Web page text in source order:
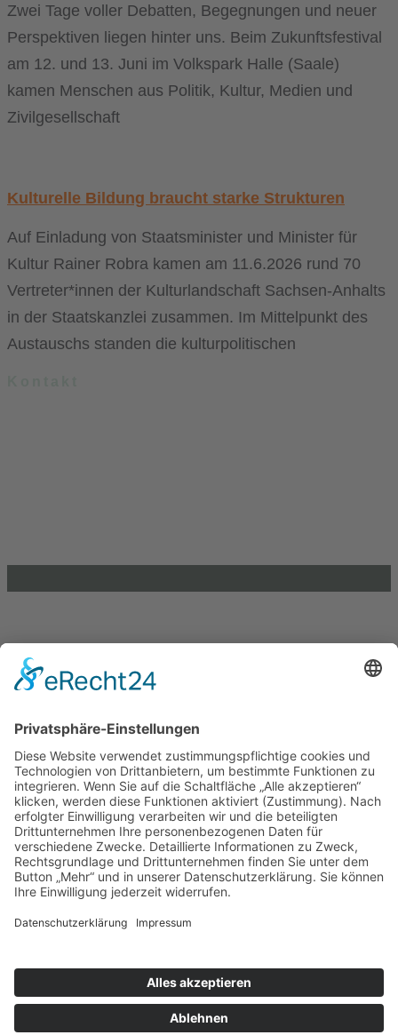
Zwei Tage voller Debatten, Begegnungen und neuer
Perspektiven liegen hinter uns. Beim Zukunftsfestival
am 12. und 13. Juni im Volkspark Halle (Saale)
kamen Menschen aus Politik, Kultur, Medien und
Zivilgesellschaft
Kulturelle Bildung braucht starke Strukturen
Auf Einladung von Staatsminister und Minister für
Kultur Rainer Robra kamen am 11.6.2026 rund 70
Vertreter*innen der Kulturlandschaft Sachsen-Anhalts
in der Staatskanzlei zusammen. Im Mittelpunkt des
Austauschs standen die kulturpolitischen
Unterstütze die .lkj) Sachsen-Anhalt durch deine
Online-Einkäufe. Ganz ohne Mehrkosten.
Kontakt
Impressum
Datenschutzerklärung
Barrierefreiheitserklärung
Downloads
Facebook
Instagram Vimeo Youtube
Die lkj verwendet Cookies, um die Webseite
bestmöglich an die Bedürfnisse unserer Besucher